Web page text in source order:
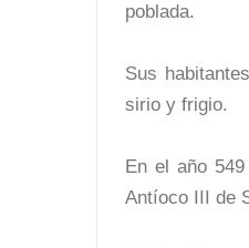
poblada.
Sus
sirio y frigio.
En el año
Antíoco III de